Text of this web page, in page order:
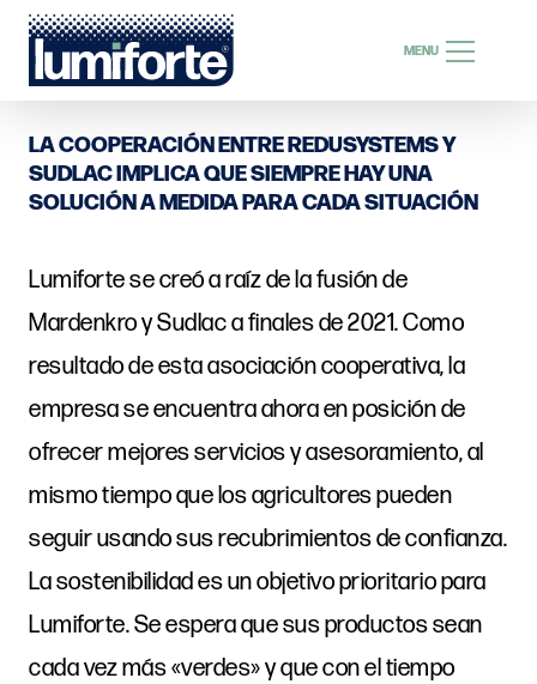
MENU
BUSCAR
BUSCAR
LA COOPERACIÓN ENTRE REDUSYSTEMS Y
SUDLAC IMPLICA QUE SIEMPRE HAY UNA
SOLUCIÓN A MEDIDA PARA CADA SITUACIÓN
Lumiforte se creó a raíz de la fusión de
Mardenkro y Sudlac a finales de 2021. Como
resultado de esta asociación cooperativa, la
empresa se encuentra ahora en posición de
ofrecer mejores servicios y asesoramiento, al
mismo tiempo que los agricultores pueden
seguir usando sus recubrimientos de confianza.
La sostenibilidad es un objetivo prioritario para
Lumiforte. Se espera que sus productos sean
cada vez más «verdes» y que con el tiempo